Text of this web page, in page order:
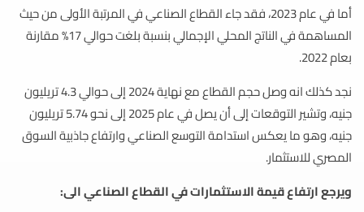
أما في عام 2023، فقد جاء القطاع الصناعي في المرتبة الأولى من حيث
المساهمة في الناتج المحلي الإجمالي بنسبة بلغت حوالي 17% مقارنة
بعام 2022.
نجد كذلك انه وصل حجم القطاع مع نهاية 2024 إلى حوالي 4.3 تريليون
جنيه، وتشير التوقعات إلى أن يصل في عام 2025 إلى نحو 5.74 تريليون
جنيه، وهو ما يعكس استدامة التوسع الصناعي وارتفاع جاذبية السوق
المصري للاستثمار.
ويرجع ارتفاع قيمة الاستثمارات في القطاع الصناعي الى: